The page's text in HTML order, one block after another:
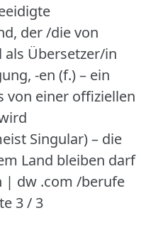
der /die von
Übersetzer/in
-en (f.)– ein
von einer offiziellen
Singular) – die
Land bleiben darf
| dw .com /berufe
3 / 3